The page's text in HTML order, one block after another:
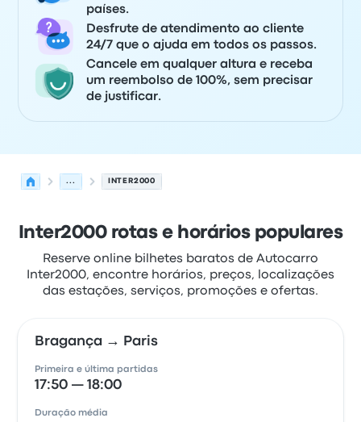
países.
Desfrute de atendimento ao cliente
24/7 que o ajuda em todos os passos.
Cancele em qualquer altura e receba
um reembolso de 100%, sem precisar
de justificar.
... INTER2000
Inter2000 rotas e horários populares
Reserve online bilhetes baratos de Autocarro
Inter2000, encontre horários, preços, localizações
das estações, serviços, promoções e ofertas.
Bragança → Paris
Primeira e última partidas
17:50 — 18:00
Duração média